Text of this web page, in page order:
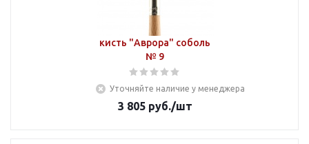
кисть "Аврора" соболь
№ 9
Уточняйте наличие у менеджера
3 805руб./шт